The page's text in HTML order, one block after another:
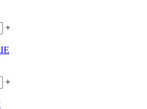
+
+